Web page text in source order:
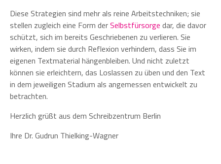
Diese Strategien sind mehr als reine Arbeitstechniken; sie
stellen zugleich eine Form derSelbstfürsorge dar, die davor
schützt, sich im bereits Geschriebenen zu verlieren. Sie
wirken, indem sie durch Reflexion verhindern, dass Sie im
eigenen Textmaterial hängenbleiben. Und nicht zuletzt
können sie erleichtern, das Loslassen zu üben und den Text
in dem jeweiligen Stadium als angemessen entwickelt zu
betrachten.
Herzlich grüßt aus dem Schreibzentrum Berlin
Ihre Dr. Gudrun Thielking-Wagner